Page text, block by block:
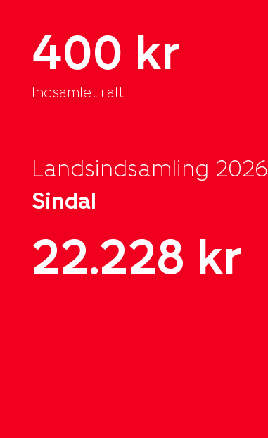
400 kr
Indsamlet i alt
Landsindsamling 2026
Sindal
22.228 kr